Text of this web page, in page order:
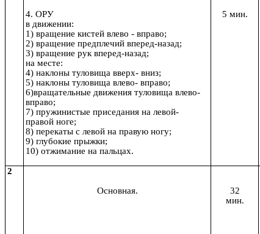
4. ОРУ
в движении:
1) вращение кистей влево - вправо;
2) вращение предплечий вперед-назад;
3) вращение рук вперед-назад;
на месте:
4) наклоны туловища вверх- вниз;
5) наклоны туловища влево- вправо;
6)вращательные движения туловища влево-
вправо;
7) пружинистые приседания на левой-
правой ноге;
8) перекаты с левой на правую ногу;
9) глубокие прыжки;
10) отжимание на пальцах.
5 мин.
2
Основная.
32
мин.